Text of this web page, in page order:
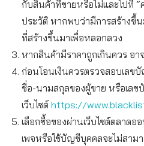
กับสินค้าที่ขายหรือไม่และไปที่ “
ประวัติ หากพบว่ามีการสร้างขึ้น
ที่สร้างขึ้นมาเพื่อหลอกลวง
หากสินค้ามีราคาถูกเกินควร อา
ก่อนโอนเงินควรตรวจสอบเลข
ชื่อ-นามสกุลของผู้ขาย หรือเล
เว็บไซต์ https://
เลือกซื้อของผ่านเว็บไซต์ตลาด
เพจหรือใช้บัญชีบุคคลจะไม่สาม